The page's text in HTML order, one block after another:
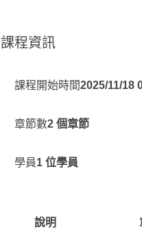
課程資訊
課程開始時間2025/11/18
章節數2 個章節
學員1 位學員
說明